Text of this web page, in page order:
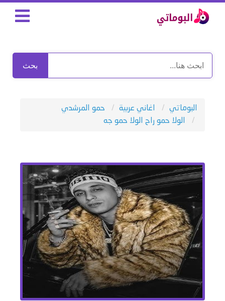
بحث
البوماتي اغاني عربية
حمو المرشدي
الولا حمو راح الولا حمو جه